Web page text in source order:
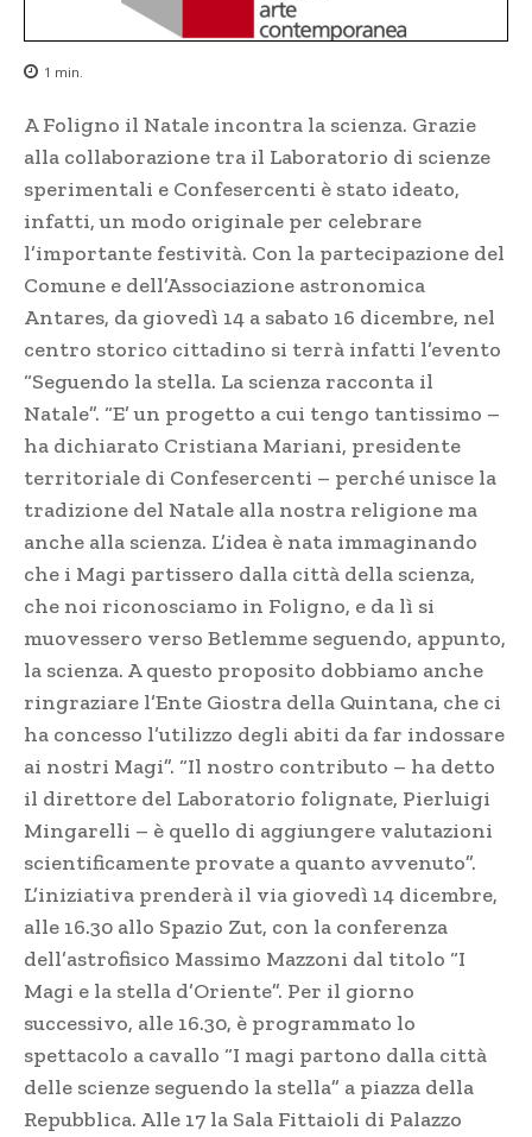
1 min.
A Foligno il Natale incontra la scienza. Grazie
alla collaborazione tra il Laboratorio di scienze
sperimentali e Confesercenti è stato ideato,
infatti, un modo originale per celebrare
l’importante festività. Con la partecipazione del
Comune e dell’Associazione astronomica
Antares, da giovedì 14 a sabato 16 dicembre, nel
centro storico cittadino si terrà infatti l’evento
“Seguendo la stella. La scienza racconta il
Natale”. “E’ un progetto a cui tengo tantissimo –
ha dichiarato Cristiana Mariani, presidente
territoriale di Confesercenti – perché unisce la
tradizione del Natale alla nostra religione ma
anche alla scienza. L’idea è nata immaginando
che i Magi partissero dalla città della scienza,
che noi riconosciamo in Foligno, e da lì si
muovessero verso Betlemme seguendo, appunto,
la scienza. A questo proposito dobbiamo anche
ringraziare l’Ente Giostra della Quintana, che ci
ha concesso l’utilizzo degli abiti da far indossare
ai nostri Magi”. “Il nostro contributo – ha detto
il direttore del Laboratorio folignate, Pierluigi
Mingarelli – è quello di aggiungere valutazioni
scientificamente provate a quanto avvenuto”.
L’iniziativa prenderà il via giovedì 14 dicembre,
alle 16.30 allo Spazio Zut, con la conferenza
dell’astrofisico Massimo Mazzoni dal titolo “I
Magi e la stella d’Oriente”. Per il giorno
successivo, alle 16.30, è programmato lo
spettacolo a cavallo “I magi partono dalla città
delle scienze seguendo la stella” a piazza della
Repubblica. Alle 17 la Sala Fittaioli di Palazzo